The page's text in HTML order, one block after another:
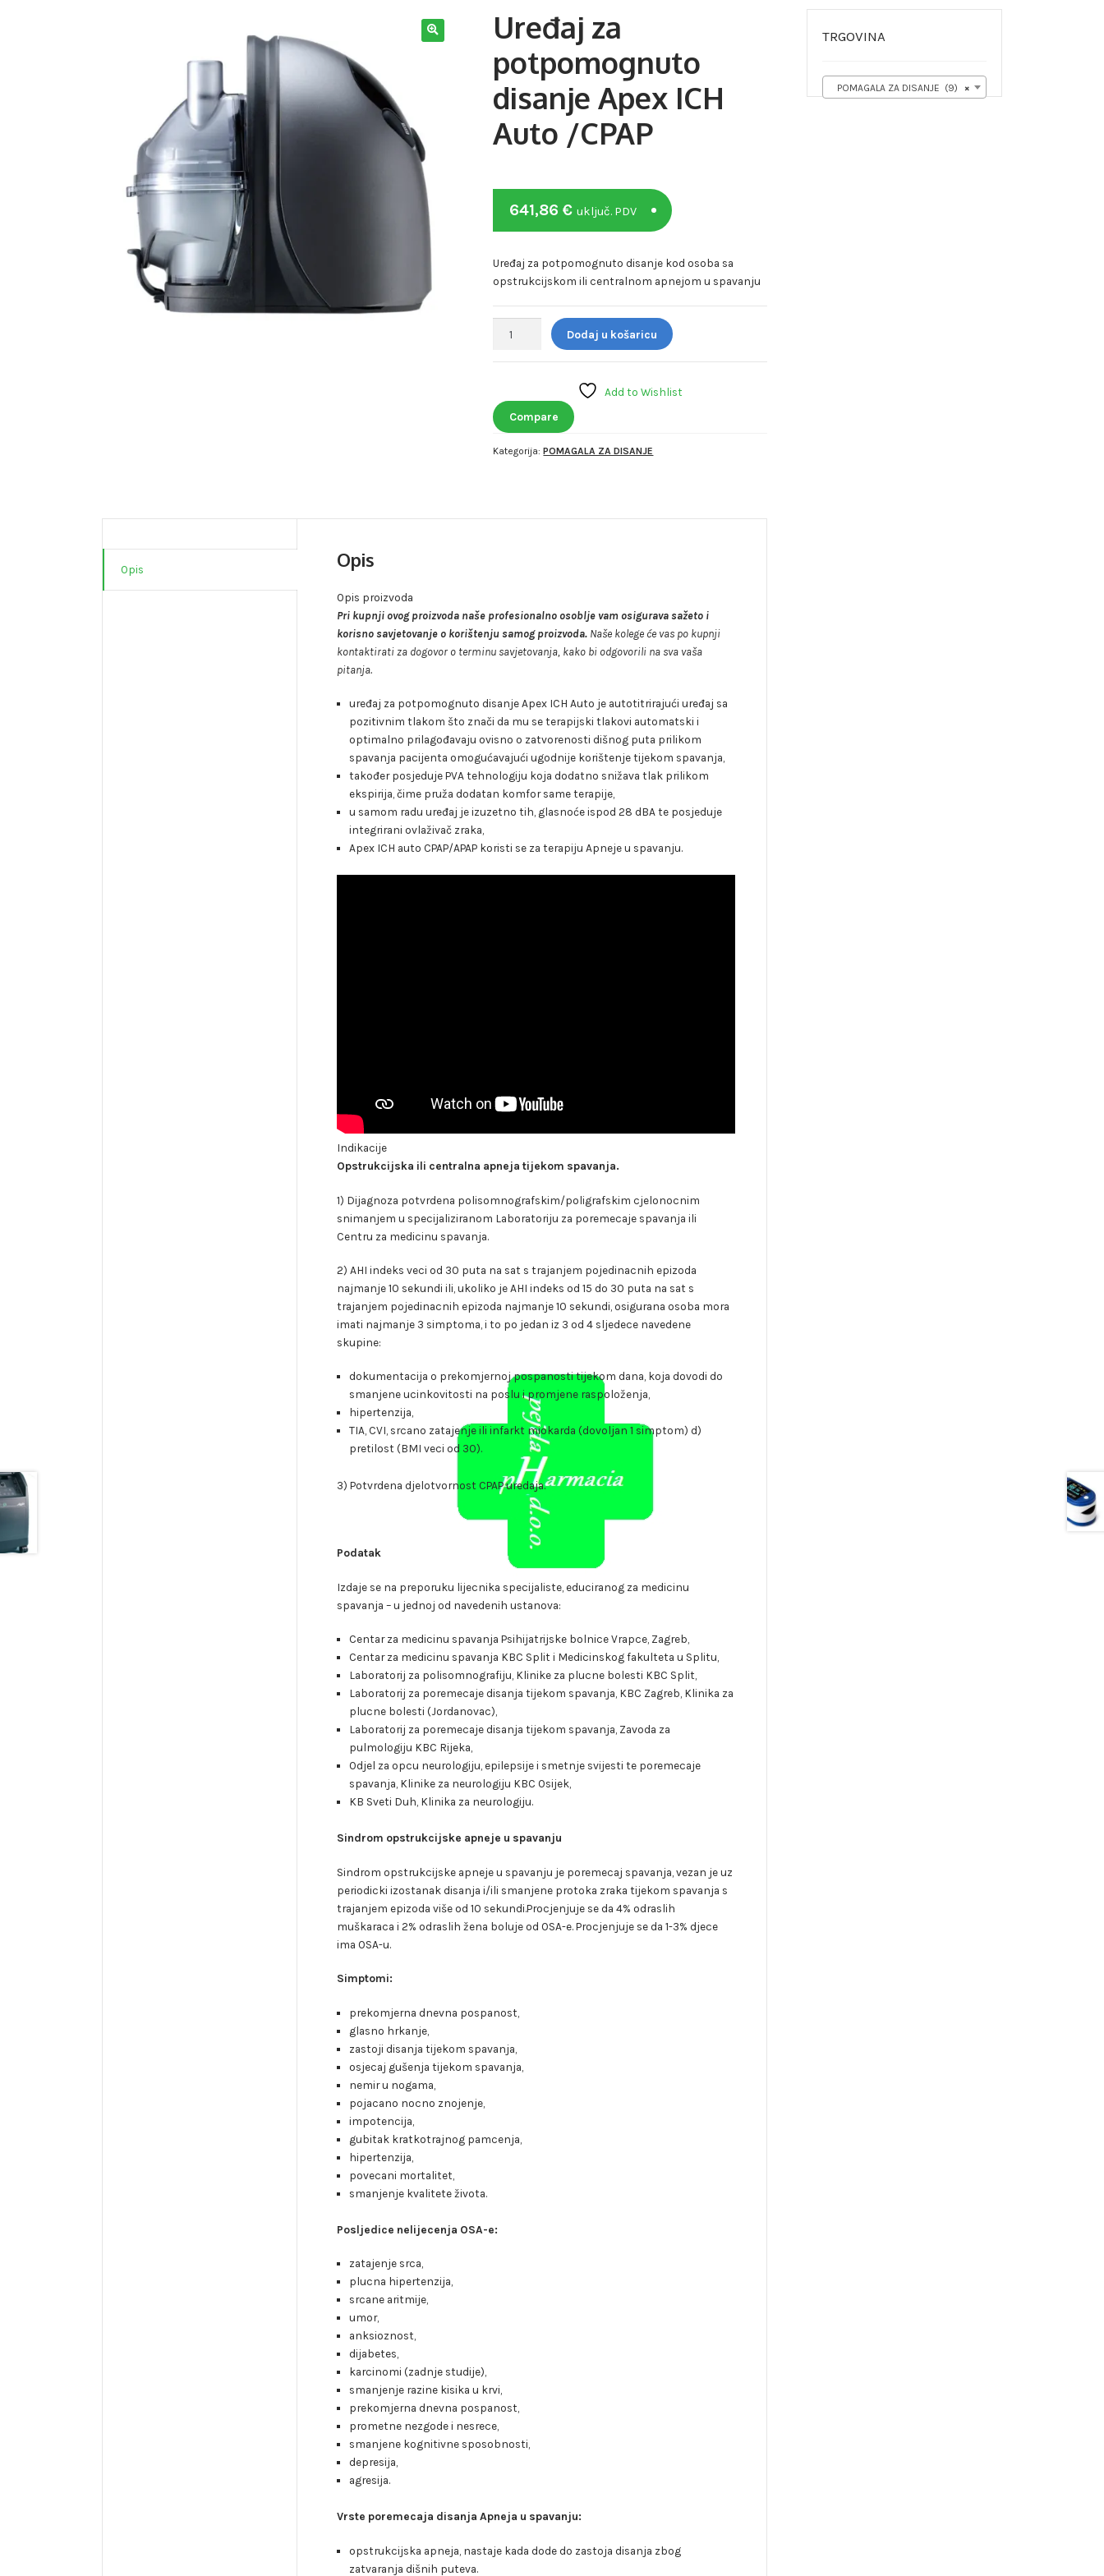
Uređaj za
potpomognuto
disanje Apex ICH
Auto /CPAP
641,86 € uključ. PDV
Uređaj za potpomognuto disanje kod osoba sa
opstrukcijskom ili centralnom apnejom u spavanju
potpomognuto
Apex
ICH
Auto
/CPAP
Dodaj u košaricu
Add to Wishlist
Compare
Kategorija:POMAGALA ZA DISANJE
Opis Opis
Opis proizvoda
Pri kupnji ovog proizvoda naše profesionalno osoblje vam osigurava sažeto i
korisno savjetovanje o korištenju samog proizvoda. Naše kolege će vas po kupnji
kontaktirati za dogovor o terminu savjetovanja, kako bi odgovorili na sva vaša
pitanja.
uređaj za potpomognuto disanje Apex ICH Auto je autotitrirajući uređaj sa
pozitivnim tlakom što znači da mu se terapijski tlakovi automatski i
optimalno prilagođavaju ovisno o zatvorenosti dišnog puta prilikom
spavanja pacijenta omogućavajući ugodnije korištenje tijekom spavanja,
također posjeduje PVA tehnologiju koja dodatno snižava tlak prilikom
ekspirija, čime pruža dodatan komfor same terapije,
u samom radu uređaj je izuzetno tih, glasnoće ispod 28 dBA te posjeduje
integrirani ovlaživač zraka,
Apex ICH auto CPAP/APAP koristi se za terapiju Apneje u spavanju.
Indikacije
Opstrukcijska ili centralna apneja tijekom spavanja.
1) Dijagnoza potvrdena polisomnografskim/poligrafskim cjelonocnim
snimanjem u specijaliziranom Laboratoriju za poremecaje spavanja ili
Centru za medicinu spavanja.
2) AHI indeks veci od 30 puta na sat s trajanjem pojedinacnih epizoda
najmanje 10 sekundi ili, ukoliko je AHI indeks od 15 do 30 puta na sat s
trajanjem pojedinacnih epizoda najmanje 10 sekundi, osigurana osoba mora
imati najmanje 3 simptoma, i to po jedan iz 3 od 4 sljedece navedene
skupine:
dokumentacija o prekomjernoj pospanosti tijekom dana, koja dovodi do
smanjene ucinkovitosti na poslu i promjene raspoloženja,
hipertenzija,
TIA, CVI, srcano zatajenje ili infarkt miokarda (dovoljan 1 simptom) d)
pretilost (BMI veci od 30).
3) Potvrdena djelotvornost CPAP uredaja.
Podatak
Izdaje se na preporuku lijecnika specijaliste, educiranog za medicinu
spavanja – u jednoj od navedenih ustanova:
Centar za medicinu spavanja Psihijatrijske bolnice Vrapce, Zagreb,
Centar za medicinu spavanja KBC Split i Medicinskog fakulteta u Splitu,
Laboratorij za polisomnografiju, Klinike za plucne bolesti KBC Split,
Laboratorij za poremecaje disanja tijekom spavanja, KBC Zagreb, Klinika za
plucne bolesti (Jordanovac),
Laboratorij za poremecaje disanja tijekom spavanja, Zavoda za
pulmologiju KBC Rijeka,
Odjel za opcu neurologiju, epilepsije i smetnje svijesti te poremecaje
spavanja, Klinike za neurologiju KBC Osijek,
KB Sveti Duh, Klinika za neurologiju.
Sindrom opstrukcijske apneje u spavanju
Sindrom opstrukcijske apneje u spavanju je poremecaj spavanja, vezan je uz
periodicki izostanak disanja i/ili smanjene protoka zraka tijekom spavanja s
trajanjem epizoda više od 10 sekundi.Procjenjuje se da 4% odraslih
muškaraca i 2% odraslih žena boluje od OSA-e. Procjenjuje se da 1-3% djece
ima OSA-u.
Simptomi:
prekomjerna dnevna pospanost,
glasno hrkanje,
zastoji disanja tijekom spavanja,
osjecaj gušenja tijekom spavanja,
nemir u nogama,
pojacano nocno znojenje,
impotencija,
gubitak kratkotrajnog pamcenja,
hipertenzija,
povecani mortalitet,
smanjenje kvalitete života.
Posljedice nelijecenja OSA-e:
zatajenje srca,
plucna hipertenzija,
srcane aritmije,
umor,
anksioznost,
dijabetes,
karcinomi (zadnje studije),
smanjenje razine kisika u krvi,
prekomjerna dnevna pospanost,
prometne nezgode i nesrece,
smanjene kognitivne sposobnosti,
depresija,
agresija.
Vrste poremecaja disanja Apneja u spavanju:
opstrukcijska apneja, nastaje kada dode do zastoja disanja zbog
zatvaranja dišnih puteva.
TRGOVINA
×
POMAGALA ZA DISANJE (9)